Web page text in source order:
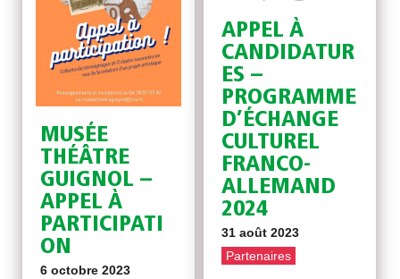
MUSÉE
THÉÂTRE
GUIGNOL –
APPEL À
PARTICIPATI
ON
6 octobre 2023
APPEL À
CANDIDATUR
ES –
PROGRAMME
D’ÉCHANGE
CULTUREL
FRANCO-
ALLEMAND
2024
31 août 2023
Partenaires